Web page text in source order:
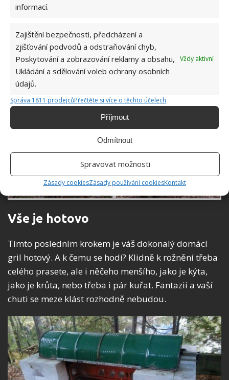
informací.
Zajištění bezpečnosti, předcházení a
zjišťování podvodů a odstraňování chyb,
Poskytování a zobrazování reklamy a obsahu,
Ukládání a sdělování voleb ochrany osobních
údajů.
Vždy aktivní
Správa 1811 prodejcůPřečtěte si více o těchto účelech
Příjmout
Odmítnout
Spravovat možnosti
Zásady cookiesZásady používání cookiesKontakt
Vše je hotovo
Tímto posledním krokem je váš dokonalý domácí
gril hotový. A k čemu se hodí? Klidně k rožnění třeba
celého prasete, ale i něčeho menšího, jako je kýta,
jako je krůta, nebo třeba i pár kuřat. Fantazii a vaší
chuti se meze klást rozhodně nebudou.